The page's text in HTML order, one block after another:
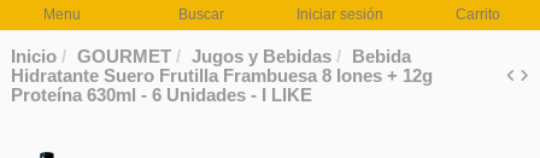
Menu Buscar Iniciar sesión Carrito
Inicio GOURMET Jugos y Bebidas
Bebida
Hidratante Suero Frutilla Frambuesa 8 Iones + 12g
Proteína 630ml - 6 Unidades - I LIKE